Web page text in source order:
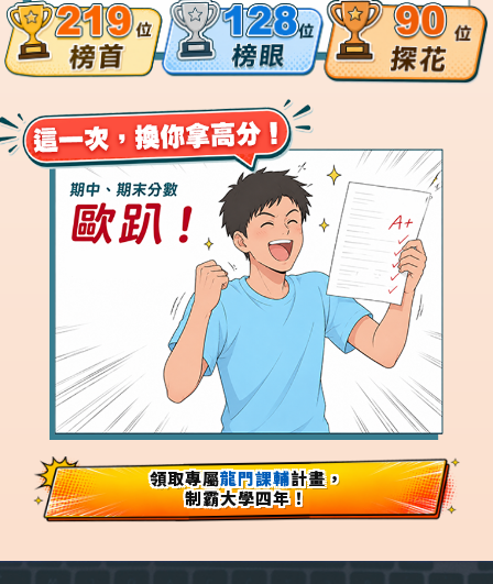
領取專屬龍門課輔計畫，
制霸大學四年！